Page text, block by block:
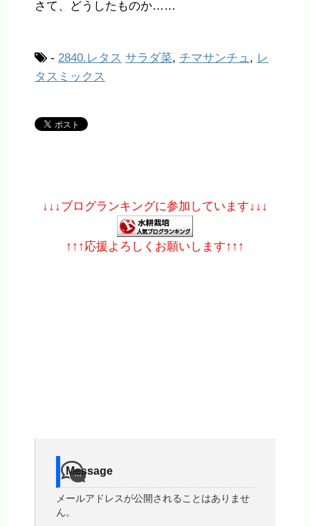
さて、どうしたものか……
- 2840.レタス サラダ菜, チマサンチュ, レ
タスミックス
↓↓↓ブログランキングに参加しています↓↓↓
↑↑↑応援よろしくお願いします↑↑↑
Message
メールアドレスが公開されることはありませ
ん。